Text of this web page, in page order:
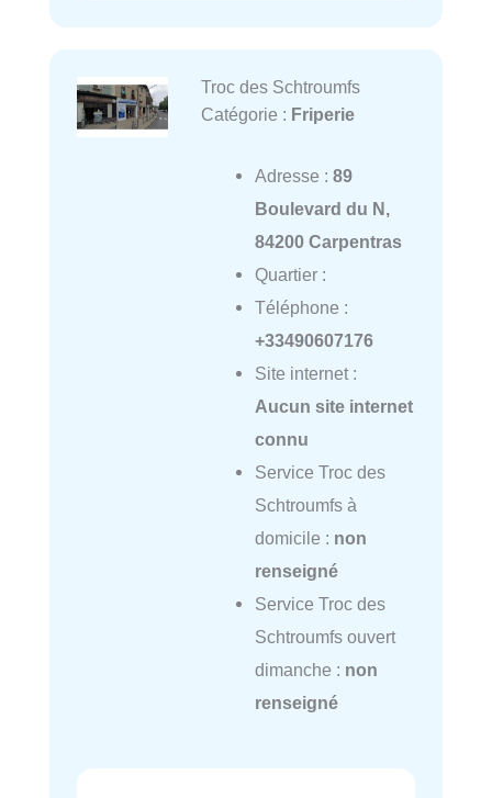
Troc des Schtroumfs
Catégorie : Friperie
Adresse : 89
Boulevard du N,
84200 Carpentras
Quartier :
Téléphone :
+33490607176
Site internet :
Aucun site internet
connu
Service Troc des
Schtroumfs à
domicile : non
renseigné
Service Troc des
Schtroumfs ouvert
dimanche : non
renseigné